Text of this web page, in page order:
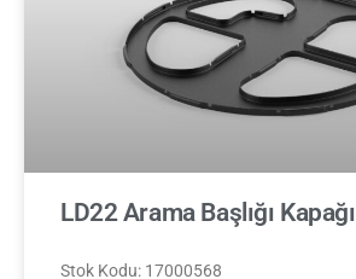
LD22 Arama Başlığı Kapağı
Stok Kodu: 17000568